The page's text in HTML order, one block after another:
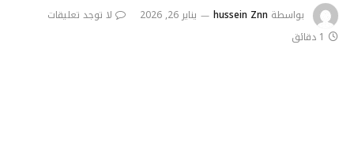
بواسطة hussein Znn يناير 26, 2026
لا توجد تعليقات
1 دقائق